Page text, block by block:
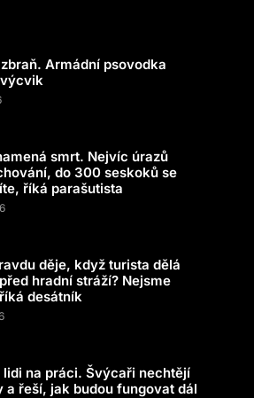
Armádní psovodka
smrt. Nejvíc úrazů
do 300 seskoků se
říká parašutista
děje, když turista dělá
hradní stráží? Nejsme
desátník
lidi na práci. Švýcaři nechtějí
a řeší, jak budou fungovat dál